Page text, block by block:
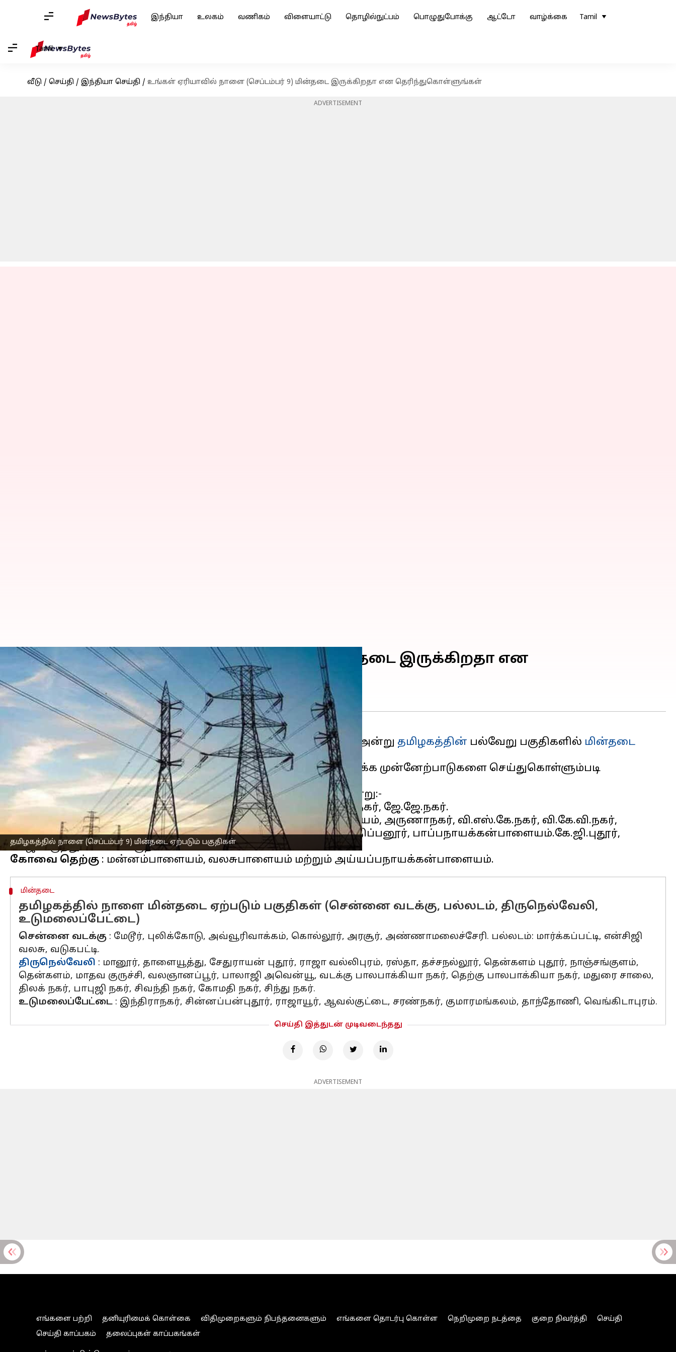
இந்தியா உலகம் வணிகம் விளையாட்டு தொழில்நுட்பம் பொழுதுபோக்கு ஆட்டோ வாழ்க்கை Tamil
Tamil
வீடு / செய்தி / இந்தியா செய்தி / உங்கள் ஏரியாவில் நாளை (செப்டம்பர் 9) மின்தடை இருக்கிறதா என தெரிந்துகொள்ளுங்கள்
ADVERTISEMENT
தமிழகத்தில் நாளை (செப்டம்பர் 9) மின்தடை ஏற்படும் பகுதிகள்
உங்கள் ஏரியாவில் நாளை (செப்டம்பர் 9) மின்தடை இருக்கிறதா என
தெரிந்துகொள்ளுங்கள்
எழுதியவர் Sekar Chinnappan Sep 08, 2024 05:41 pm
செய்தி முன்னோட்டம்
மின் பராமரிப்பு பணிகள் காரணமாக திங்கட்கிழமை (செப்டம்பர் 9) அன்று தமிழகத்தின் பல்வேறு பகுதிகளில் மின்தடை
செய்யப்படுவதாக தமிழ்நாடுமின்சார வாரியம்அறிவித்துள்ளது.
அதன்படி, நாளை மின்தடை ஏற்படும் பகுதிகளைச் சேர்ந்த மக்கள் தக்க முன்னேற்பாடுகளை செய்துகொள்ளும்படி
அறிவுறுத்தப்பட்டு உள்ளனர்.
கோவை மெட்ரோ
வடக்கு: கே.வடமதுரை, துடியலூர், அப்பநாயக்கன்பாளையம், அருணாநகர், வி.எஸ்.கே.நகர், வி.கே.வி.நகர்,
என்ஜிஜிஓ காலனி, பழனிகவுண்டன்புதூர், பன்னிமடை, தாளியூர், திப்பனூர், பாப்பநாயக்கன்பாளையம்.கே.ஜி.புதூர்,
கோவை தெற்கு
மின்தடை
தமிழகத்தில் நாளை மின்தடை ஏற்படும் பகுதிகள் (சென்னை வடக்கு, பல்லடம், திருநெல்வேலி,
உடுமலைப்பேட்டை)
சென்னை வடக்கு : மேடூர், புலிக்கோடு, அவ்வூரிவாக்கம், கொல்லூர், அரசூர், அண்ணாமலைச்சேரி. பல்லடம்: மார்க்கப்பட்டி, என்சிஜி
வலசு, வடுகபட்டி.
திருநெல்வேலி : மானூர், தாளையூத்து, சேதுராயன் புதூர், ராஜா வல்லிபுரம், ரஸ்தா, தச்சநல்லூர், தென்களம் புதூர், நாஞ்சங்குளம்,
தென்களம், மாதவ குருச்சி, வலஞானப்பூர், பாலாஜி அவென்யூ, வடக்கு பாலபாக்கியா நகர், தெற்கு பாலபாக்கியா நகர், மதுரை சாலை,
திலக் நகர், பாபுஜி நகர், சிவந்தி நகர், கோமதி நகர், சிந்து நகர்.
உடுமலைப்பேட்டை : இந்திராநகர், சின்னப்பன்புதூர், ராஜாயூர், ஆவல்குட்டை, சரண்நகர், குமாரமங்கலம், தாந்தோணி, வெங்கிடாபுரம்.
செய்தி இத்துடன் முடிவடைந்தது
ADVERTISEMENT
எங்களை பற்றி தனியுரிமைக் கொள்கை விதிமுறைகளும் நிபந்தனைகளும் எங்களை தொடர்பு கொள்ள நெறிமுறை நடத்தை குறை நிவர்த்தி
செய்தி
செய்தி காப்பகம்
தலைப்புகள் காப்பகங்கள்